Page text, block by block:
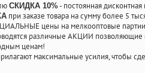
СКИДКА 10%- постоянная
при заказе товара на сумму более 5
цены на мелкооптовые партии
различные АКЦИИ
ценам!
максимальные усилия, чтобы